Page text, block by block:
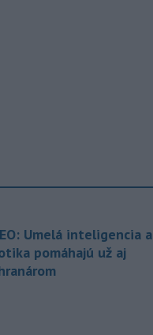
Umelá inteligencia a
pomáhajú už aj